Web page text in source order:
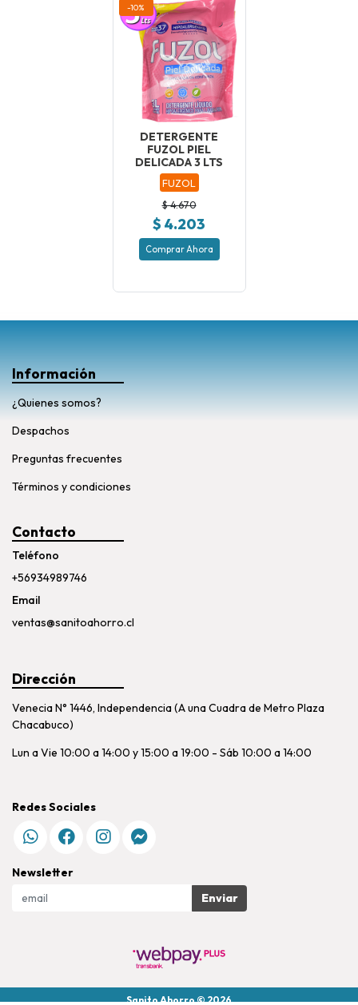
-10%
DETERGENTE
FUZOL PIEL
DELICADA 3 LTS
FUZOL
$ 4.670
$ 4.203
Comprar Ahora
Información
¿Quienes somos?
Despachos
Preguntas frecuentes
Términos y condiciones
Contacto
Teléfono
+56934989746
Email
ventas@sanitoahorro.cl
Dirección
Venecia N° 1446, Independencia (A una Cuadra de Metro Plaza
Chacabuco)
Lun a Vie 10:00 a 14:00 y 15:00 a 19:00 - Sáb 10:00 a 14:00
Redes Sociales
Newsletter
Enviar
Sanito Ahorro © 2026